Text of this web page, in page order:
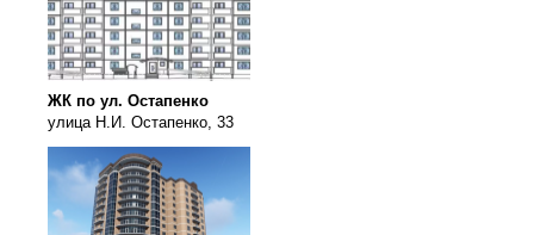
ЖК по ул. Остапенко
улица Н.И. Остапенко, 33